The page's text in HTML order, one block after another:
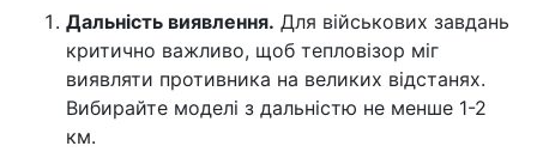
Дальність виявлення. Для військових завдань
критично важливо, щоб тепловізор міг
виявляти противника на великих відстанях.
Вибирайте моделі з дальністю не менше 1-2
км.